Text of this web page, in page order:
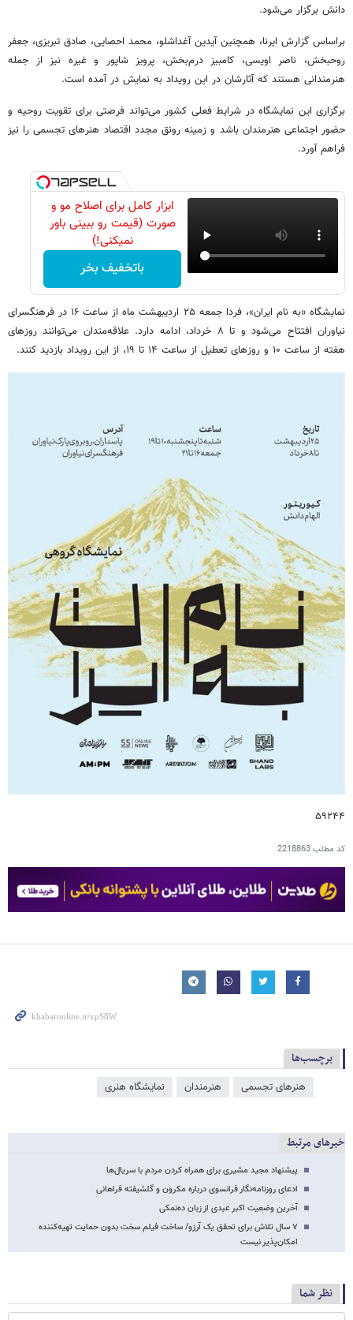
دانش برگزار می‌شود.
براساس گزارش ایرنا، همچنین آیدین آغداشلو، محمد احصایی، صادق تبریزی، جعفر
روحبخش، ناصر اویسی، کامبیز درم‌بخش، پرویز شاپور و غیره نیز از جمله
هنرمندانی هستند که آثارشان در این رویداد به نمایش در آمده‌ است.
برگزاری این نمایشگاه در شرایط فعلی کشور می‌تواند فرصتی برای تقویت روحیه و
حضور اجتماعی هنرمندان باشد و زمینه رونق مجدد اقتصاد هنرهای تجسمی را نیز
فراهم آورد.
ابزار کامل برای اصلاح مو و
صورت (قیمت رو ببینی باور
نمیکنی!)
باتخفیف بخر
نمایشگاه «به نام ایران»، فردا جمعه ۲۵ اردیبهشت ماه از ساعت ۱۶ در فرهنگسرای
نیاوران افتتاح می‌شود و تا ۸ خرداد، ادامه دارد. علاقه‌مندان می‌توانند روزهای
هفته از ساعت ۱۰ و روزهای تعطیل از ساعت ۱۴ تا ۱۹، از این رویداد بازدید کنند.
۵۹۲۴۴
کد مطلب2218863
برچسب‌ها
هنرهای تجسمی هنرمندان نمایشگاه هنری
خبرهای مرتبط
پیشنهاد مجید مشیری برای همراه کردن مردم با سریال‌ها
ادعای روزنامه‌نگار فرانسوی درباره مکرون و گلشیفته فراهانی
آخرین وضعیت اکبر عبدی از زبان ده‌نمکی
۷ سال تلاش برای تحقق یک آرزو/ ساخت فیلم سخت بدون حمایت تهیه‌کننده
امکان‌پذیر نیست
نظر شما